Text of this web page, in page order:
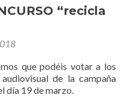
“recicla
que podéis votar a los
de la campaña
día 19 de marzo.